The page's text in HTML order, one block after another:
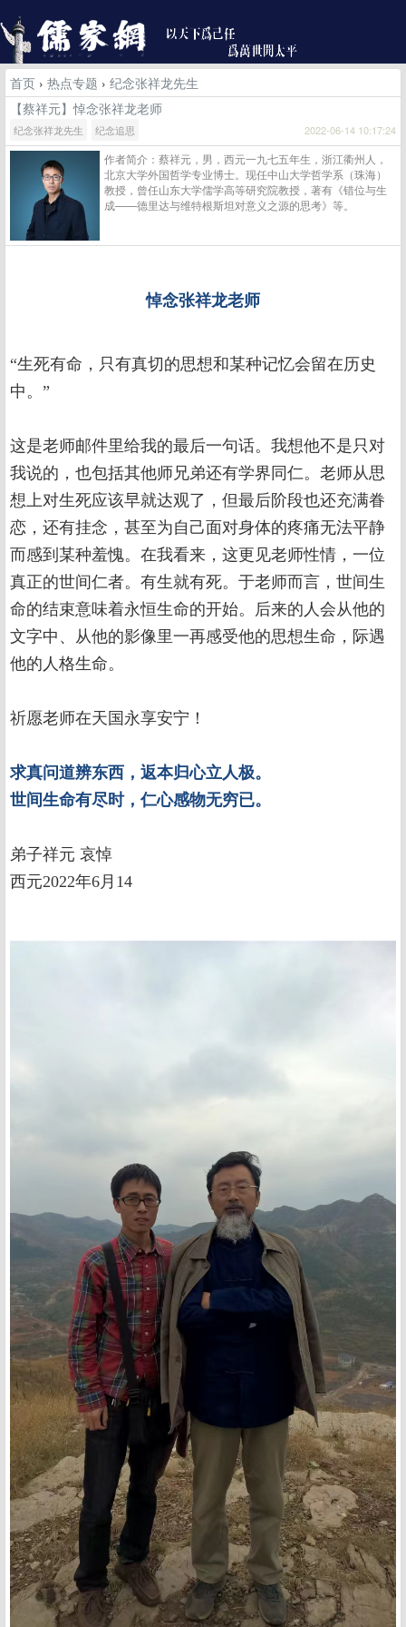
首页 › 热点专题 › 纪念张祥龙先生
【蔡祥元】悼念张祥龙老师
纪念张祥龙先生 纪念追思 2022-06-14 10:17:24
作者简介：蔡祥元，男，西元一九七五年生，浙江衢州人，
北京大学外国哲学专业博士。现任中山大学哲学系（珠海）
教授，曾任山东大学儒学高等研究院教授，著有《错位与生
成——德里达与维特根斯坦对意义之源的思考》等。
悼念张祥龙老师
“生死有命，只有真切的思想和某种记忆会留在历史
中。”
这是老师邮件里给我的最后一句话。我想他不是只对
我说的，也包括其他师兄弟还有学界同仁。老师从思
想上对生死应该早就达观了，但最后阶段也还充满眷
恋，还有挂念，甚至为自己面对身体的疼痛无法平静
而感到某种羞愧。在我看来，这更见老师性情，一位
真正的世间仁者。有生就有死。于老师而言，世间生
命的结束意味着永恒生命的开始。后来的人会从他的
文字中、从他的影像里一再感受他的思想生命，际遇
他的人格生命。
祈愿老师在天国永享安宁！
求真问道辨东西，返本归心立人极。
世间生命有尽时，仁心感物无穷已。
弟子祥元 哀悼
西元2022年6月14